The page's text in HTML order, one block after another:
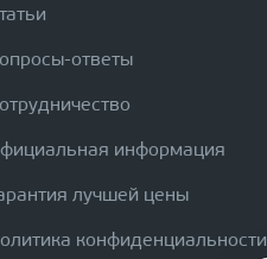
ответы
информация
лучшей цены
конфиденциальности